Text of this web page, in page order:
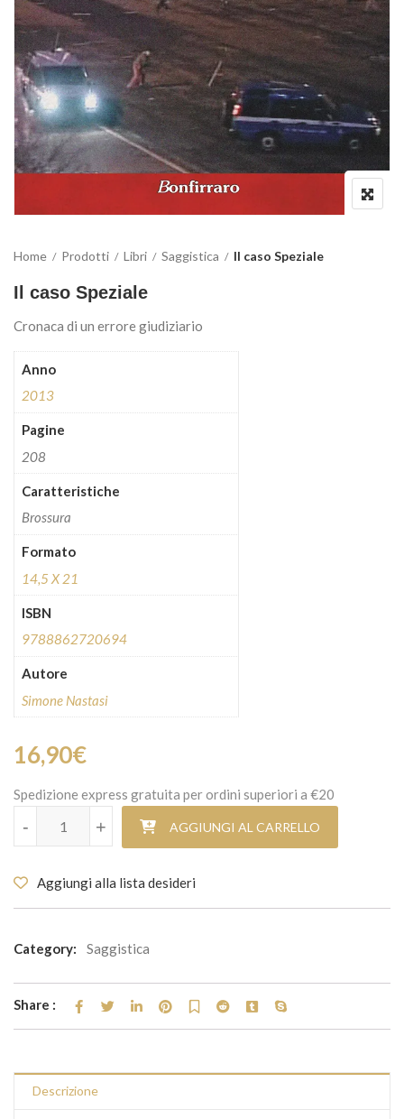
Home Prodotti Libri Saggistica Il caso Speziale
Il caso Speziale
Cronaca di un errore giudiziario
Anno
2013
Pagine
208
Caratteristiche
Brossura
Formato
14,5 X 21
ISBN
9788862720694
Autore
Simone Nastasi
16,90€
Spedizione express gratuita per ordini superiori a €20
Il caso Speziale quantità
+
- AGGIUNGI AL CARRELLO
Aggiungi alla lista desideri
Category: Saggistica
Share :
Descrizione